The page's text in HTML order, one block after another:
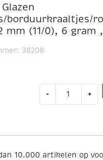
borduurkraaltjes/
mm (11/0), 6 gram
-
mm
+
38208
10.000 artikelen op